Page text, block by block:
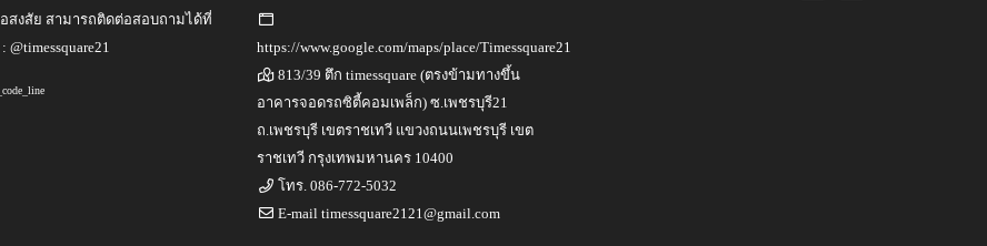
สงสัย สามารถติดต่อสอบถามได้ที่
@timessquare21
https://www.google.com/maps/place/Timessquare21
813/39 ตึก timessquare (ตรงข้ามทางขึ้น
อาคารจอดรถซิตี้คอมเพล็ก) ซ.เพชรบุรี21
ถ.เพชรบุรี เขตราชเทวี แขวงถนนเพชรบุรี เขต
ราชเทวี กรุงเทพมหานคร 10400
โทร.086-772-5032
E-mailtimessquare2121@gmail.com